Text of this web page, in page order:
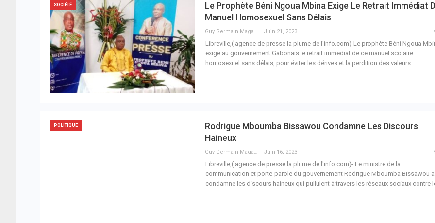
SOCIÉTÉ
Le Prophète Béni Ngoua Mbina Exige Le Retrait Immédiat
Manuel Homosexuel Sans Délais
Guy Germain Maganga Nziengui Juin 21, 2023
Libreville,( agence de presse la plume de l'info.com)-Le prophète Béni Ngoua
exige au gouvernement Gabonais le retrait immédiat de ce manuel scolaire
homosexuel sans délais, pour éviter les dérives et la perdition des valeurs…
POLITIQUE
Rodrigue Mboumba Bissawou Condamne Les Discours
Haineux
Guy Germain Maganga Nziengui Juin 16, 2023
Libreville,( agence de presse la plume de l'info.com)- Le ministre de la
communication et porte-parole du gouvernement Rodrigue Mboumba Bissawou a
condamné les discours haineux qui pullulent à travers les réseaux sociaux contre